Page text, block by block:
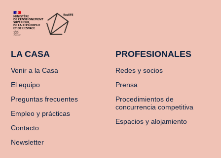
LA CASA
Venir a la Casa
El equipo
Preguntas frecuentes
Empleo y prácticas
Contacto
Newsletter
PROFESIONALES
Redes y socios
Prensa
Procedimientos de
concurrencia competitiva
Espacios y alojamiento